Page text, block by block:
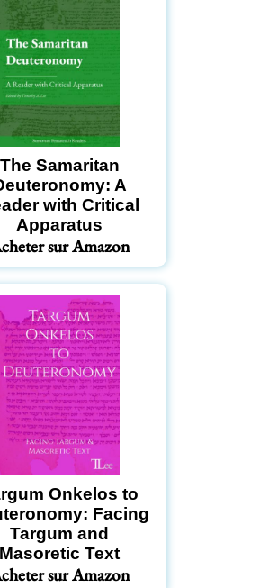
The Samaritan
A
with Critical
Apparatus
sur Amazon
Onkelos to
Facing
Targum and
Masoretic Text
sur Amazon